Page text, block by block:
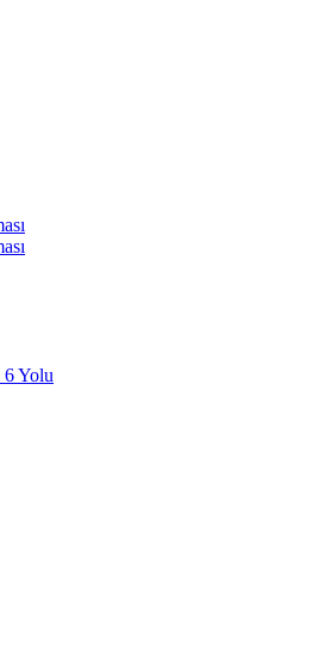
6 Yolu